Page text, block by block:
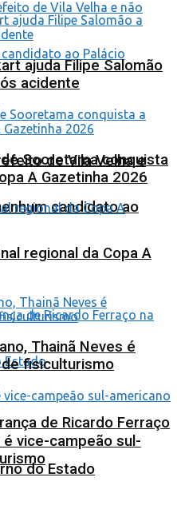
de Vila Velha e
candidato ao
de Ricardo Ferraço
do Estado
ajuda Filipe Salomão
acidente
de Sooretama conquista
A Gazetinha 2026
regional da Copa A
Thainã Neves é
fisiculturismo
vice-campeão sul-